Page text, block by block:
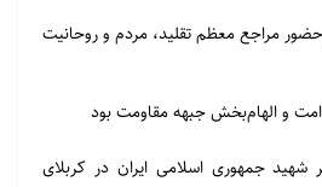
به سراغ دینارهای پنهان کرده
پس از جستجو دریافتم که پسرم
را برداشته و فرار کرده است و
نکردم.
حضور مراجع معظم تقلید، مردم و روحانیت
و الهام‌بخش جبهه مقاومت بود
شهید جمهوری اسلامی ایران در کربلای